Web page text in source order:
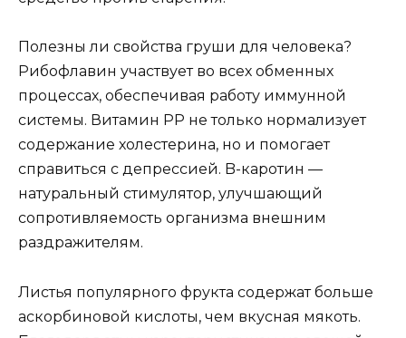
Полезны ли свойства груши для человека?
Рибофлавин участвует во всех обменных
процессах, обеспечивая работу иммунной
системы. Витамин PP не только нормализует
содержание холестерина, но и помогает
справиться с депрессией. B-каротин —
натуральный стимулятор, улучшающий
сопротивляемость организма внешним
раздражителям.
Листья популярного фрукта содержат больше
аскорбиновой кислоты, чем вкусная мякоть.